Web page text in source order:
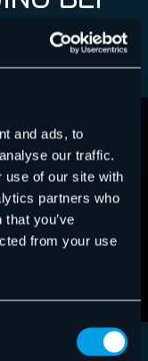
and ads, to
our traffic.
use of our site with
partners who
you’ve
from your use